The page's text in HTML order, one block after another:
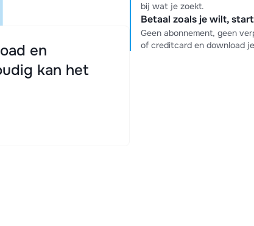
bij wat je zoekt.
Betaal zoals je wilt,
Geen abonnement, geen
of creditcard en download
en
kan het